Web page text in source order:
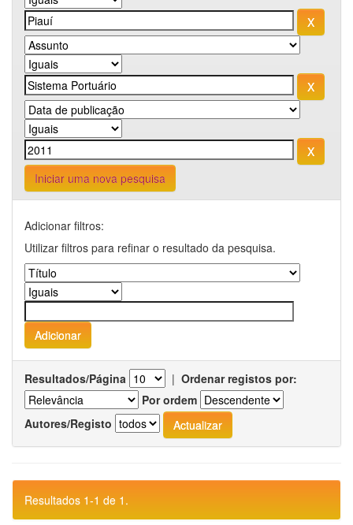
Iniciar uma nova pesquisa
Adicionar filtros:
Utilizar filtros para refinar o resultado da pesquisa.
Resultados/Página | Ordenar registos por:
Por ordem
Autores/Registo
Resultados 1-1 de 1.